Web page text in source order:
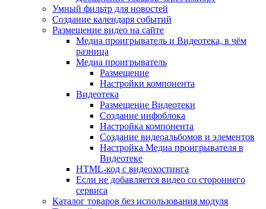
Умный фильтр для новостей
Создание календаря событий
Размещение видео на сайте
Медиа проигрыватель и Видеотека, в чём
разница
Медиа проигрыватель
Размещение
Настройки компонента
Видеотека
Размещение Видеотеки
Создание инфоблока
Настройка компонента
Создание видеоальбомов и элементов
Настройка Медиа проигрывателя в
Видеотеке
HTML-код с видеохостинга
Если не добавляется видео со стороннего
сервиса
Каталог товаров без использования модуля